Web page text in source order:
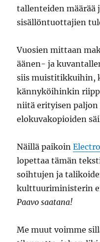
tallenteiden määrää
sisällöntuottajien
Vuosien mittaan
äänen- ja
siis muistitikkuihin,
kännyköihinkin
niitä erityisen
elokuvakopioiden
Näillä paikoin
lopettaa tämän
soihtujen ja
kulttuuriministerin
Paavo saatana!
Me muut voimme